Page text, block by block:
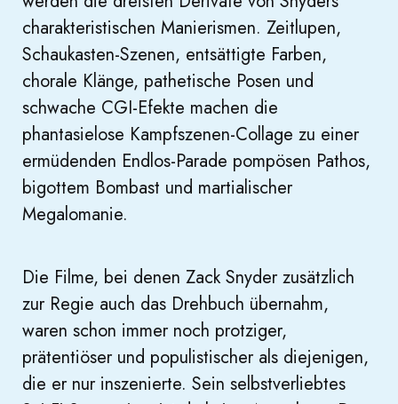
charakteristischen Manierismen. Zeitlupen,
Schaukasten-Szenen, entsättigte Farben,
chorale Klänge, pathetische Posen und
schwache CGI-Efekte machen die
phantasielose Kampfszenen-Collage zu einer
ermüdenden Endlos-Parade pompösen Pathos,
bigottem Bombast und martialischer
Megalomanie.
Die Filme, bei denen Zack Snyder zusätzlich
zur Regie auch das Drehbuch übernahm,
waren schon immer noch protziger,
prätentiöser und populistischer als diejenigen,
die er nur inszenierte. Sein selbstverliebtes